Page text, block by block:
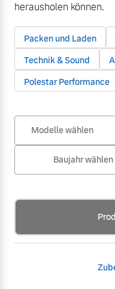
herausholen können.
Packen und Laden
Technik & Sound
Polestar Performance
Modelle wählen
Baujahr wählen